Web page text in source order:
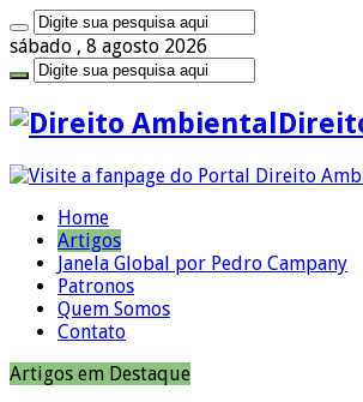
sábado , 8 agosto 2026
Home
Artigos
Janela Global por Pedro Campany
Patronos
Quem Somos
Contato
Artigos em Destaque